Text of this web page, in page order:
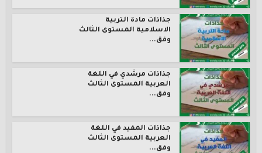
جذاذات مادة التربية
الاسلامية المستوى الثالث
وفق...
جذاذات مرشدي في اللغة
العربية المستوى الثالث
وفق...
جذاذات المفيد في اللغة
العربية المستوى الثالث
وفق...